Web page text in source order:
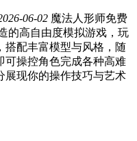
06-02 魔法人形师免费
的高自由度模拟游戏，玩
搭配丰富模型与风格，随
可操控角色完成各种高难
展现你的操作技巧与艺术